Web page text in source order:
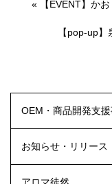
« 【EVENT】か
【pop-up
OEM・商品開発支援
お知らせ・リリース
アロマ徒然